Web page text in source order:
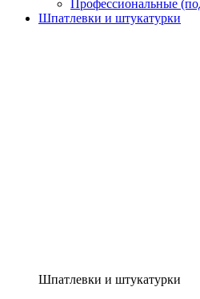
Профессиональные
Шпатлевки и штукатурки
Шпатлевки и штукатурки